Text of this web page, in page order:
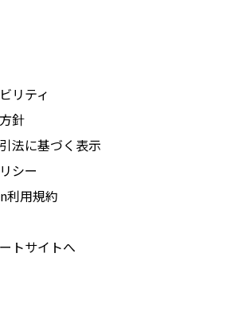
リティ
針
法に基づく表示
シー
利用規約
トサイトへ